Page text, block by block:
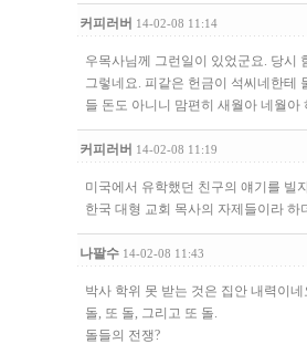
커피러버 14-02-08 11:14
우목사님께 그런일이 있었군요. 당시
그렇네요. 피같은 헌금이 석씨네한테
들 돈도 아니니 맘편히 새월아 네월
커피러버 14-02-08 11:19
미국에서 유학했던 친구의 얘기를 빌
한국 대형 교회 목사의 자제들이라
나팔수 14-02-08 11:43
박사 학위 못 받는 것은 집안 내력이네
돌, 또 돌, 그리고 또 돌.
돌들의 전쟁?